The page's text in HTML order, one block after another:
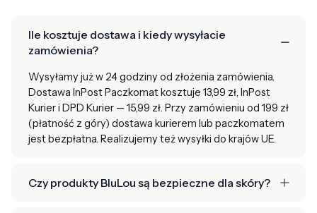
Ile kosztuje dostawa i kiedy wysyłacie
zamówienia?
Wysyłamy już w 24 godziny od złożenia zamówienia.
Dostawa InPost Paczkomat kosztuje 13,99 zł, InPost
Kurier i DPD Kurier — 15,99 zł. Przy zamówieniu od 199 zł
(płatność z góry) dostawa kurierem lub paczkomatem
jest bezpłatna. Realizujemy też wysyłki do krajów UE.
Czy produkty BluLou są bezpieczne dla skóry?